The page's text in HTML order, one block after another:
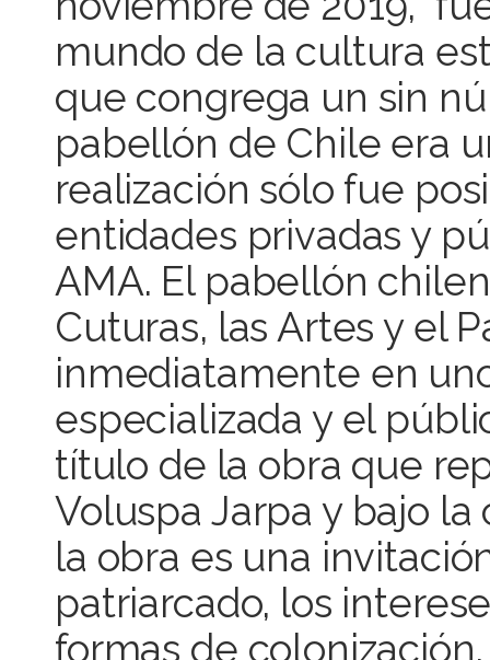
mundo de la cultura
que congrega un sin
pabellón de Chile era
realización sólo fue
entidades privadas y
AMA. El pabellón
Cuturas, las Artes y el
inmediatamente en
especializada y el
título de la obra que
Voluspa Jarpa y bajo
la obra es una
patriarcado, los
formas de